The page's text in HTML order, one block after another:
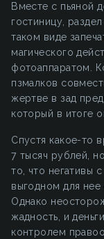
Вместе с пьяной
гостиницу,
таком виде
магического
фотоаппаратом.
пзмалков
жертве в зад
который в итоге
Спустя какое-то
7 тысяч рублей,
то, что негативы
выгодном для нее
Однако
жадность, и
контролем